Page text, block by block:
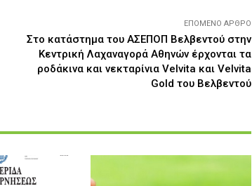
ΕΠΌΜΕΝΟ ΆΡΘΡΟ
Στο κατάστημα του ΑΣΕΠΟΠ Βελβεντού στην
Κεντρική Λαχαναγορά Αθηνών έρχονται τα
ροδάκινα και νεκταρίνια Velvita και Velvita
Gold του Βελβεντού